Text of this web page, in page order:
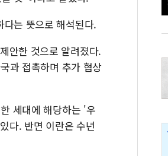
는 뜻으로 해석된다.
안한 것으로 알려졌다.
과 접촉하며 추가 협상
세대에 해당하는 '우
다. 반면 이란은 수년